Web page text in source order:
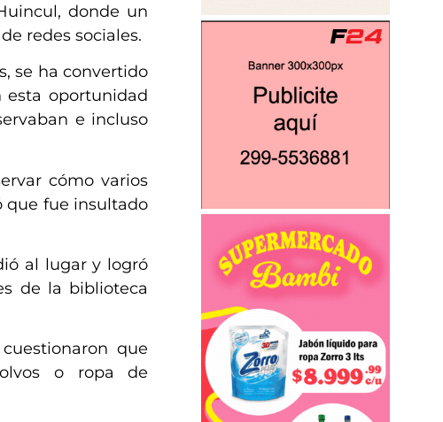
donde un
redes sociales.
se ha convertido
esta oportunidad
e incluso
cómo varios
que fue insultado
al lugar y logró
de la biblioteca
que
o ropa de